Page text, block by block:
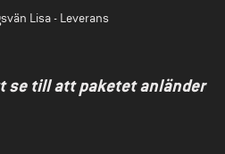
Lisa - Leverans
se till att paketet anländer